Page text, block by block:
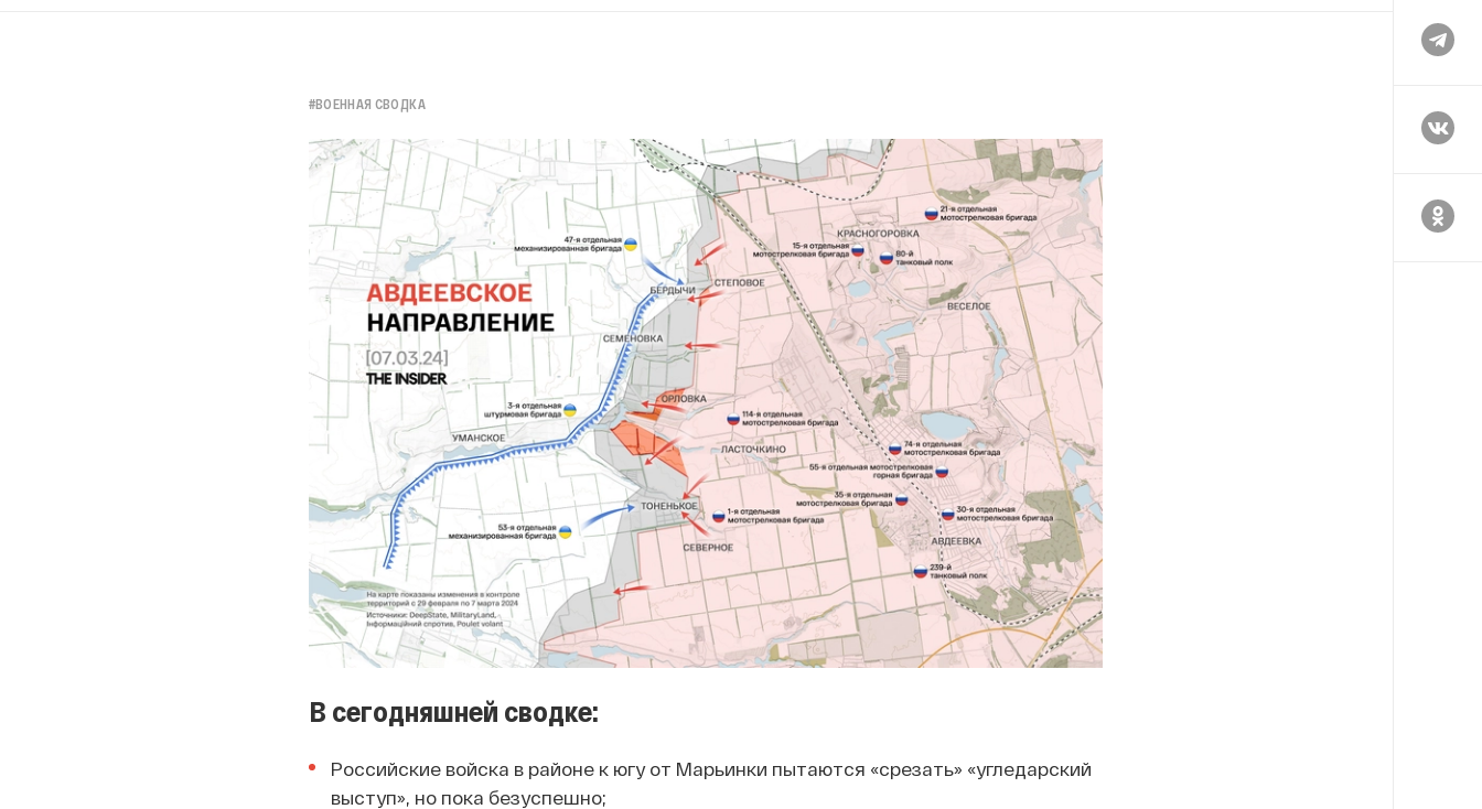
#ВОЕННАЯ СВОДКА
В сегодняшней сводке:
Российские войска в районе к югу от Марьинки пытаются «срезать» «угледарский
выступ», но пока безуспешно;